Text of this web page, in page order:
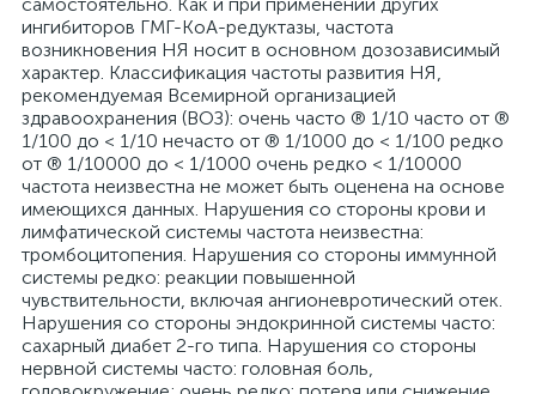
ингибиторов ГМГ-КоА-редуктазы, частота
возникновения НЯ носит в основном дозозависимый
характер. Классификация частоты развития НЯ,
рекомендуемая Всемирной организацией
здравоохранения (ВОЗ): очень часто ® 1/10 часто от ®
1/100 до < 1/10 нечасто от ® 1/1000 до < 1/100 редко
от ® 1/10000 до < 1/1000 очень редко < 1/10000
частота неизвестна не может быть оценена на основе
имеющихся данных. Нарушения со стороны крови и
лимфатической системы частота неизвестна:
тромбоцитопения. Нарушения со стороны иммунной
системы редко: реакции повышенной
чувствительности, включая ангионевротический отек.
Нарушения со стороны эндокринной системы часто:
сахарный диабет 2-го типа. Нарушения со стороны
нервной системы часто: головная боль,